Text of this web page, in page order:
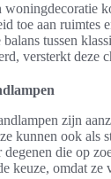
toe aan ruimtes
tussen
versterkt deze
zijn
kunnen ook als
die op
keuze, omdat